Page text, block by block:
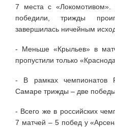
7 места с
победили, трижды
завершилась ничейным
- Меньше «Крыльев» в
пропустили только
- В рамках чемпионатов
Самаре трижды – две
- Всего же в российских
7 матчей – 5 побед у